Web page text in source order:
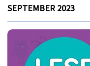
SEPTEMBER 2023